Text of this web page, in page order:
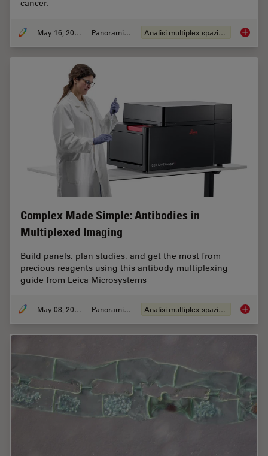
cancer.
May 16, 2023 Panoramica Analisi multiplex spaziale Dig
Complex Made Simple: Antibodies in
Multiplexed Imaging
Build panels, plan studies, and get the most from
precious reagents using this antibody multiplexing
guide from Leica Microsystems
May 08, 2023 Panoramica Analisi multiplex spaziale